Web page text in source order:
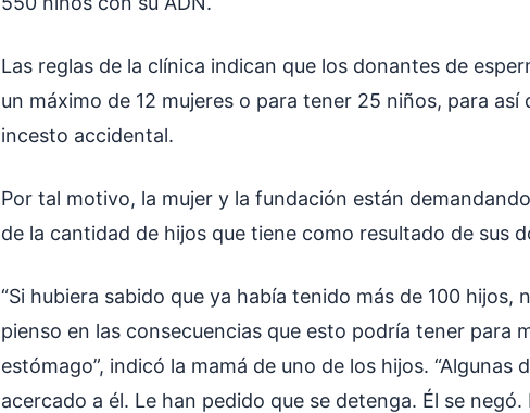
Las reglas de la clínica indican que los donantes de
un máximo de 12 mujeres o para tener 25 niños, para así
incesto accidental.
Por tal motivo, la mujer y la fundación están
de la cantidad de hijos que tiene como resultado de sus
“Si hubiera sabido que ya había tenido más de 100 hijos,
pienso en las consecuencias que esto podría tener para
estómago”, indicó la mamá de uno de los hijos. “Algunas
acercado a él. Le han pedido que se detenga. Él se